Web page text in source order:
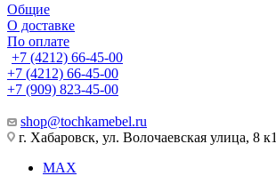
Общие
О доставке
По оплате
+7 (4212) 66-45-00
+7 (4212) 66-45-00
+7 (909) 823-45-00
shop@tochkamebel.ru
г. Хабаровск, ул. Волочаевская улица, 8 к1
MAX